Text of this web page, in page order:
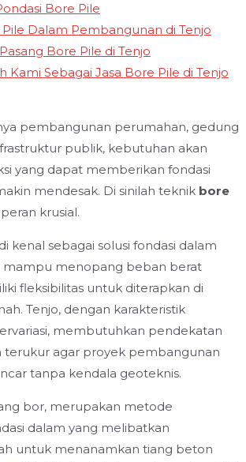
Bore Pile
Dalam Pembangunan di Tenjo
Bore Pile di Tenjo
Kami Sebagai Jasa Bore Pile di Tenjo
pembangunan perumahan, gedung
publik, kebutuhan akan
yang dapat memberikan fondasi
mendesak. Di sinilah teknik bore
krusial.
kenal sebagai solusi fondasi dalam
mampu menopang beban berat
fleksibilitas untuk diterapkan di
Tenjo, dengan karakteristik
membutuhkan pendekatan
terukur agar proyek pembangunan
tanpa kendala geoteknis.
bor, merupakan metode
dalam yang melibatkan
untuk menanamkan tiang beton